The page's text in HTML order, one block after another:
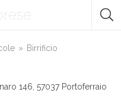
Birrificio
146, 57037 Portoferraio